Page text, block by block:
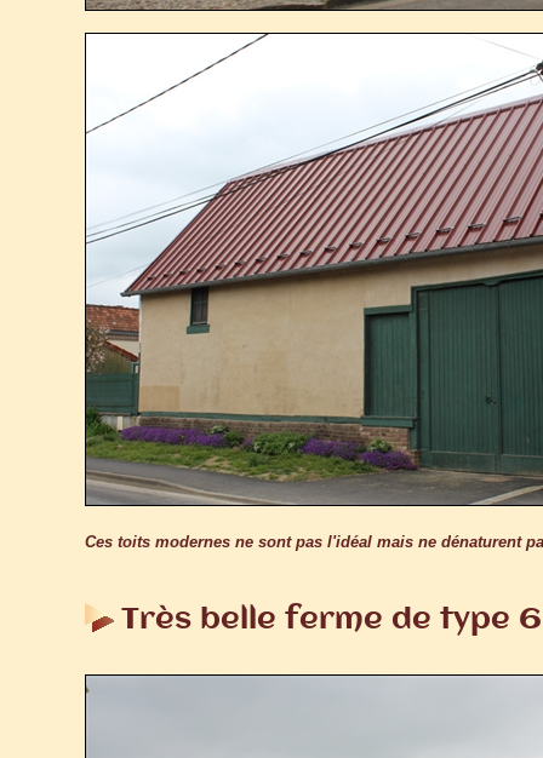
Ces toits modernes ne sont pas l'idéal mais ne dénaturent
Très belle ferme de type